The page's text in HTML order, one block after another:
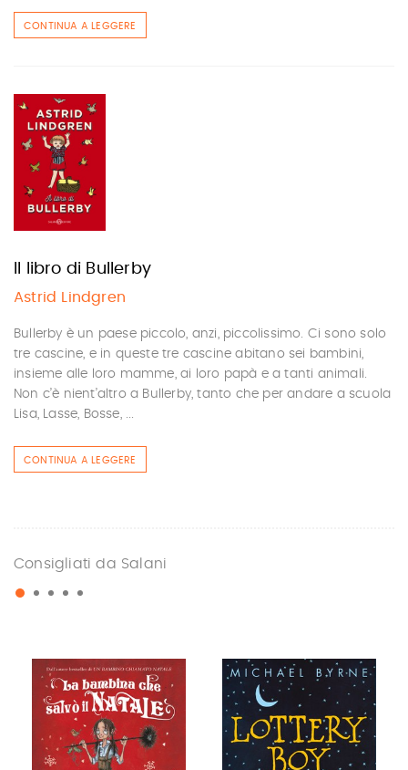
CONTINUA A LEGGERE
Il libro di Bullerby
Astrid Lindgren
Bullerby è un paese piccolo, anzi, piccolissimo. Ci sono solo
tre cascine, e in queste tre cascine abitano sei bambini,
insieme alle loro mamme, ai loro papà e a tanti animali.
Non c’è nient’altro a Bullerby, tanto che per andare a scuola
Lisa, Lasse, Bosse, ...
CONTINUA A LEGGERE
Consigliati da Salani